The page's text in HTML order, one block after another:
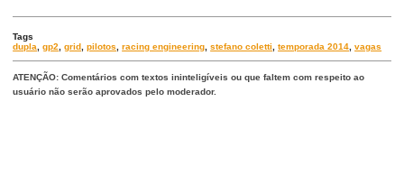
Tags
dupla,gp2,grid,pilotos,racing engineering,stefano coletti,temporada 2014,vagas
ATENÇÃO: Comentários com textos ininteligíveis ou que faltem com respeito ao
usuário não serão aprovados pelo moderador.